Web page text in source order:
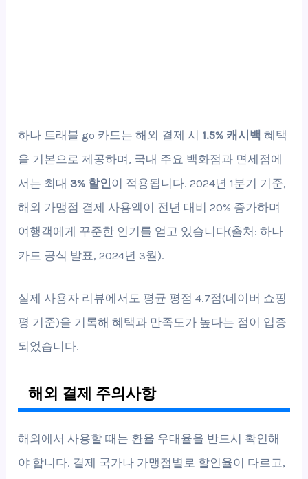
하나 트래블 go 카드는 해외 결제 시 1.5% 캐시백 혜택
을 기본으로 제공하며, 국내 주요 백화점과 면세점에
서는 최대3% 할인이 적용됩니다. 2024년 1분기 기준,
해외 가맹점 결제 사용액이 전년 대비 20% 증가하며
여행객에게 꾸준한 인기를 얻고 있습니다(출처: 하나
카드 공식 발표, 2024년 3월).
실제 사용자 리뷰에서도 평균 평점 4.7점(네이버 쇼핑
평 기준)을 기록해 혜택과 만족도가 높다는 점이 입증
되었습니다.
해외 결제 주의사항
해외에서 사용할 때는 환율 우대율을 반드시 확인해
야 합니다. 결제 국가나 가맹점별로 할인율이 다르고,